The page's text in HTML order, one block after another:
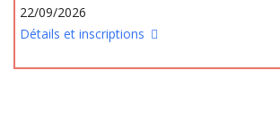
22/09/2026
Détails et inscriptions